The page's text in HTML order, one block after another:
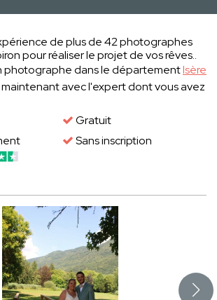
de plus de 42 photographes
pour réaliser le projet de vos rêves..
photographe dans le départementIsère
avec l'expert dont vous avez
Gratuit
Sans inscription